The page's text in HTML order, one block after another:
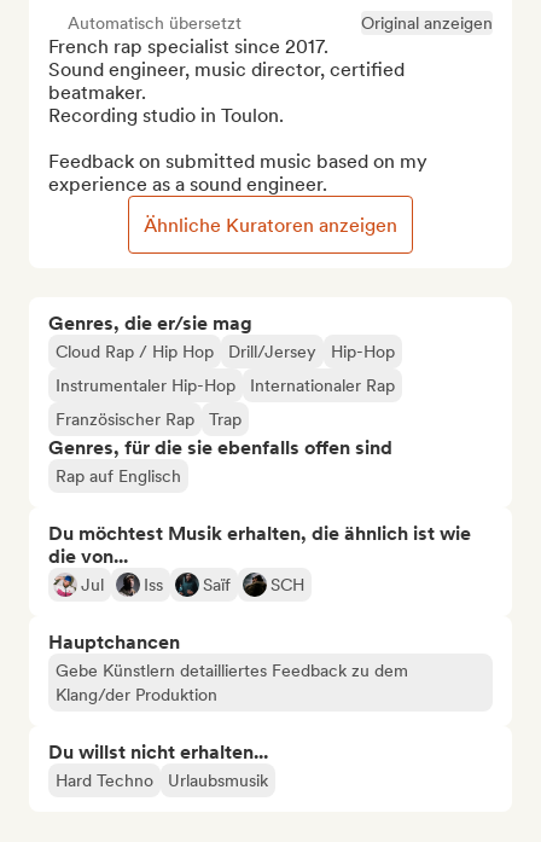
Genres, die er/sie mag
Cloud Rap / Hip Hop Drill/Jersey
Hip-Hop
Instrumentaler Hip-Hop
Internationaler Rap
Französischer Rap
Trap
Genres, für die sie ebenfalls offen sind
Rap auf Englisch
Du möchtest Musik erhalten, die ähnlich ist wie
die von...
Jul Iss Saïf SCH
Hauptchancen
Gebe Künstlern detailliertes Feedback zu dem
Klang/der Produktion
Du willst nicht erhalten...
Hard Techno Urlaubsmusik
Automatisch übersetzt Original anzeigen
French rap specialist since 2017.
Sound engineer, music director, certified
beatmaker.
Recording studio in Toulon.
Feedback on submitted music based on my
experience as a sound engineer.
Ähnliche Kuratoren anzeigen